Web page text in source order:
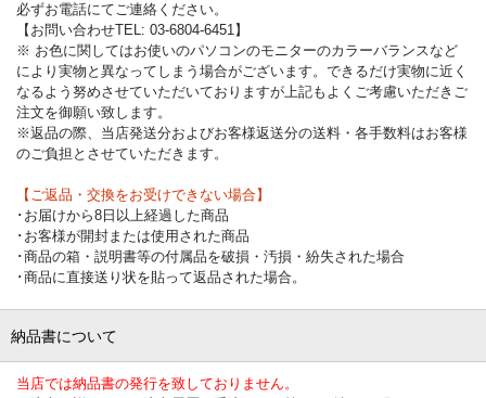
必ずお電話にてご連絡ください。
【お問い合わせTEL: 03-6804-6451】
※ お色に関してはお使いのパソコンのモニターのカラーバランスなど
により実物と異なってしまう場合がございます。できるだけ実物に近く
なるよう努めさせていただいておりますが上記もよくご考慮いただきご
注文を御願い致します。
※返品の際、当店発送分およびお客様返送分の送料・各手数料はお客様
のご負担とさせていただきます。
【ご返品・交換をお受けできない場合】
･お届けから8日以上経過した商品
･お客様が開封または使用された商品
･商品の箱・説明書等の付属品を破損・汚損・紛失された場合
･商品に直接送り状を貼って返品された場合。
納品書について
当店では納品書の発行を致しておりません。